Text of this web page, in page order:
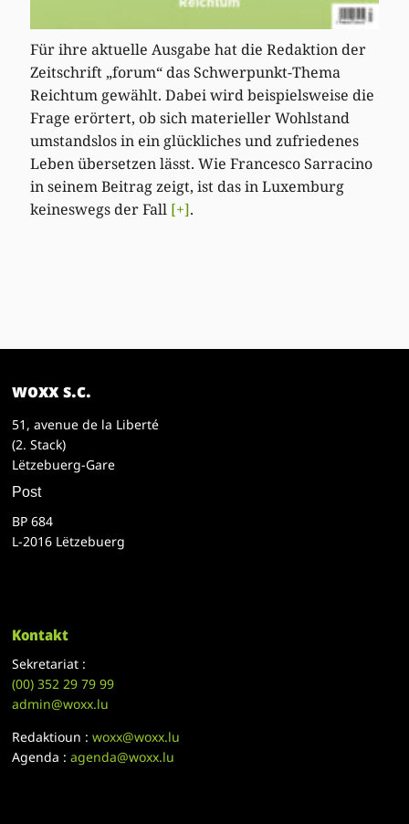
Für ihre aktuelle Ausgabe hat die Redaktion der
Zeitschrift „forum“ das Schwerpunkt-Thema
Reichtum gewählt. Dabei wird beispielsweise die
Frage erörtert, ob sich materieller Wohlstand
umstandslos in ein glückliches und zufriedenes
Leben übersetzen lässt. Wie Francesco Sarracino
in seinem Beitrag zeigt, ist das in Luxemburg
keineswegs der Fall [+].
woxx s.c.
51, avenue de la Liberté
(2. Stack)
Lëtzebuerg-Gare
Post
BP 684
L-2016 Lëtzebuerg
Kontakt
Sekretariat :
(00)352 29 79 99
admin@woxx.lu
Redaktioun :woxx@woxx.lu
Agenda :agenda@woxx.lu